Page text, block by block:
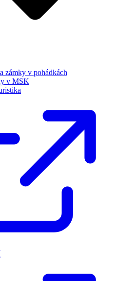
zámky v pohádkách
v MSK